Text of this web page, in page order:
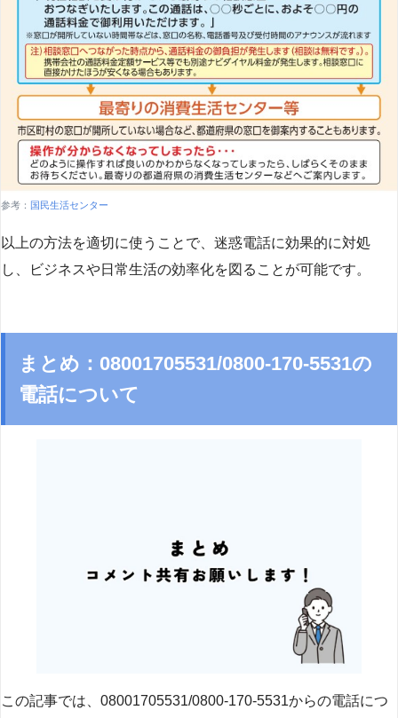
参考： 国民生活センター
以上の方法を適切に使うことで、迷惑電話に効果的に対処
し、ビジネスや日常生活の効率化を図ることが可能です。
まとめ：08001705531/0800-170-5531の
電話について
この記事では、08001705531/0800-170-5531からの電話につ